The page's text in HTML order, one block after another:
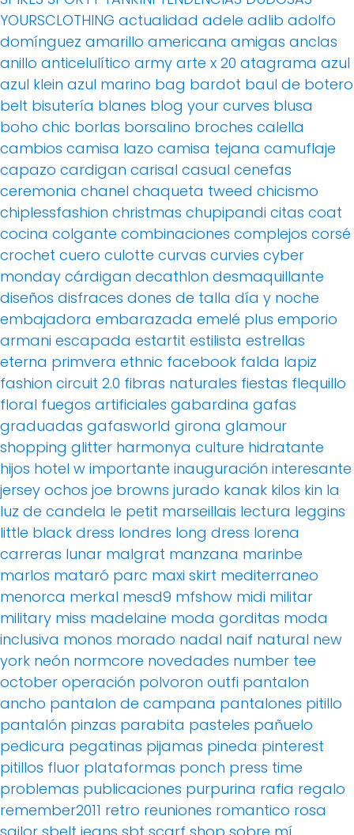
YOURSCLOTHING actualidad adele adlib adolfo
domínguez amarillo americana amigas anclas
anillo anticelulítico army arte x 20 atagrama azul
azul klein azul marino bag bardot baul de botero
belt bisutería blanes blog your curves blusa
boho chic borlas borsalino broches calella
cambios camisa lazo camisa tejana camuflaje
capazo cardigan carisal casual cenefas
ceremonia chanel chaqueta tweed chicismo
chiplessfashion christmas chupipandi citas coat
cocina colgante combinaciones complejos corsé
crochet cuero culotte curvas curvies cyber
monday cárdigan decathlon desmaquillante
diseños disfraces dones de talla día y noche
embajadora embarazada emelé plus emporio
armani escapada estartit estilista estrellas
eterna primvera ethnic facebook falda lapiz
fashion circuit 2.0 fibras naturales fiestas flequillo
floral fuegos artificiales gabardina gafas
graduadas gafasworld girona glamour
shopping glitter harmonya culture hidratante
hijos hotel w importante inauguración interesante
jersey ochos joe browns jurado kanak kilos kin la
luz de candela le petit marseillais lectura leggins
little black dress londres long dress lorena
carreras lunar malgrat manzana marinbe
marlos mataró parc maxi skirt mediterraneo
menorca merkal mesd9 mfshow midi militar
military miss madelaine moda gorditas moda
inclusiva monos morado nadal naif natural new
york neón normcore novedades number tee
october operación polvoron outfi pantalon
ancho pantalon de campana pantalones pitillo
pantalón pinzas parabita pasteles pañuelo
pedicura pegatinas pijamas pineda pinterest
pitillos fluor plataformas ponch press time
problemas publicaciones purpurina rafia regalo
remember2011 retro reuniones romantico rosa